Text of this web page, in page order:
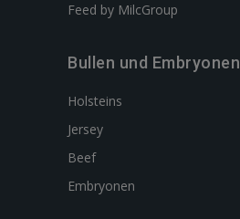
Feed by MilcGroup
Bullen und Embryonen
Holsteins
Jersey
Beef
Embryonen